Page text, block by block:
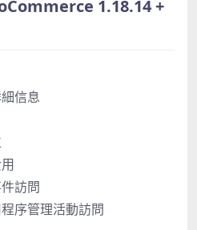
1.18.14 +
信息
訪問
序管理活動訪問